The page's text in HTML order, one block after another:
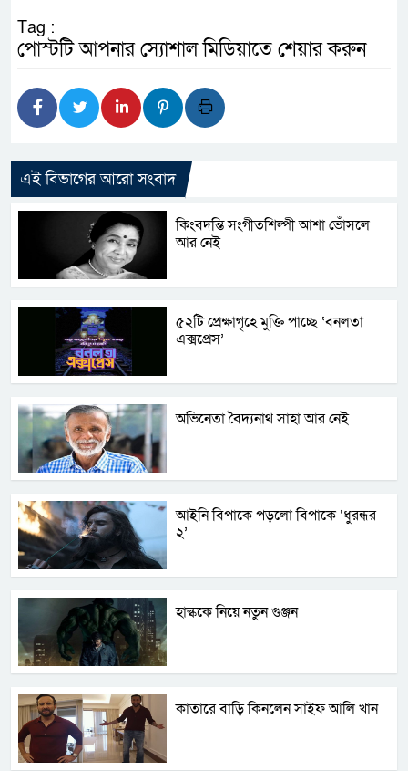
Tag :
পোস্টটি আপনার স্যোশাল মিডিয়াতে শেয়ার করুন
এই বিভাগের আরো সংবাদ
কিংবদন্তি সংগীতশিল্পী আশা ভোঁসলে
আর নেই
৫২টি প্রেক্ষাগৃহে মুক্তি পাচ্ছে ‘বনলতা
এক্সপ্রেস’
অভিনেতা বৈদ্যনাথ সাহা আর নেই
আইনি বিপাকে পড়লো বিপাকে ‘ধুরন্ধর
২’
হাল্ককে নিয়ে নতুন গুঞ্জন
কাতারে বাড়ি কিনলেন সাইফ আলি খান